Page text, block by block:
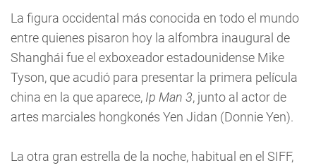
La figura occidental más conocida en todo el mundo
entre quienes pisaron hoy la alfombra inaugural de
Shanghái fue el exboxeador estadounidense Mike
Tyson, que acudió para presentar la primera película
china en la que aparece, Ip Man 3, junto al actor de
artes marciales hongkonés Yen Jidan (Donnie Yen).
La otra gran estrella de la noche, habitual en el SIFF,